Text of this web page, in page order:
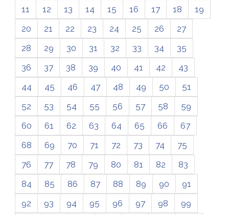
11
12 13 14 15 16 17 18
19
20
21 22 23 24 25 26
27
28
29 30 31 32 33 34
35
36
37 38 39 40 41 42
43
44
45 46 47 48 49 50
51
52
53 54 55 56 57 58
59
60
61 62 63 64 65 66
67
68
69 70 71 72 73 74
75
76
77 78 79 80 81 82
83
84
85 86 87 88 89 90
91
92
93 94 95 96 97 98
99